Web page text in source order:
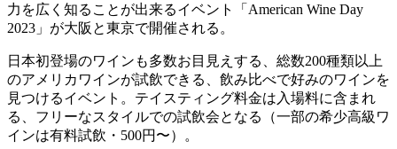
力を広く知ることが出来るイベント「American Wine Day
2023」が大阪と東京で開催される。
日本初登場のワインも多数お目見えする、総数200種類以上
のアメリカワインが試飲できる、飲み比べで好みのワインを
見つけるイベント。テイスティング料金は入場料に含まれ
る、フリーなスタイルでの試飲会となる（一部の希少高級ワ
インは有料試飲・500円〜）。